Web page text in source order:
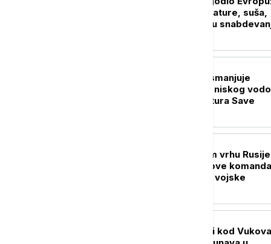
Rekordne temperature, suša,
požari i problemi u
Nuklearka Krško smanjuje
proizvodnju zbog niskog
i visokih temperatura Save
Promene u vojnom vrhu
Putin imenovao nove
formirao novi rod vojske
Brodovi nasukani i kod